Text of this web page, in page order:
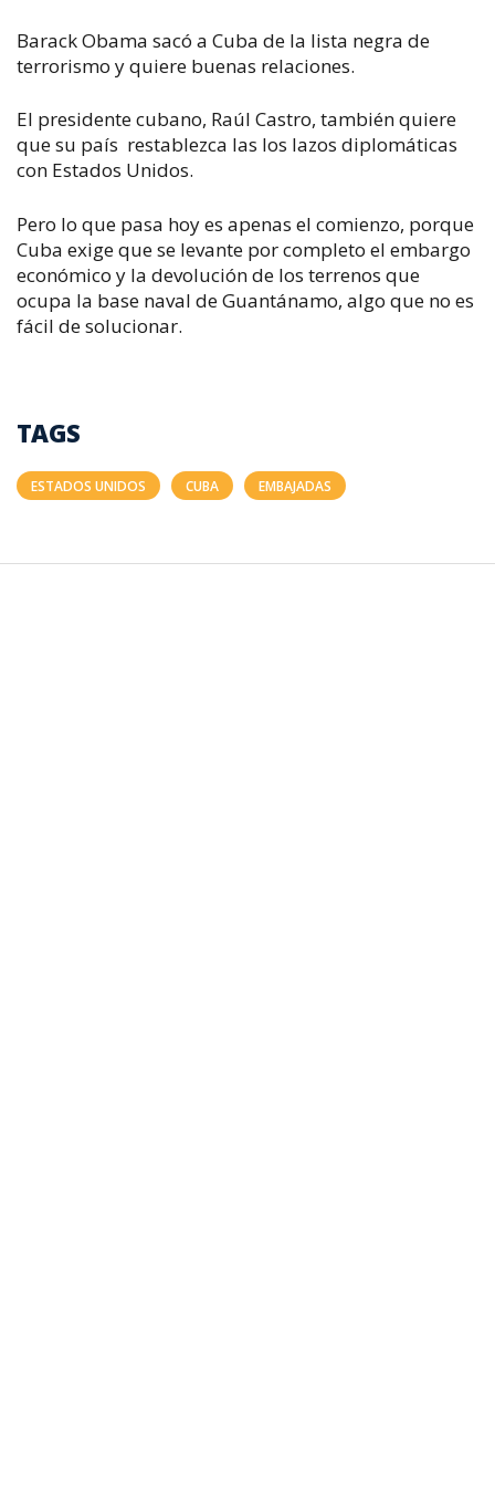
Barack Obama sacó a Cuba de la lista negra de
terrorismo y quiere buenas relaciones.
El presidente cubano, Raúl Castro, también quiere
que su país restablezca las los lazos diplomáticas
con Estados Unidos.
Pero lo que pasa hoy es apenas el comienzo, porque
Cuba exige que se levante por completo el embargo
económico y la devolución de los terrenos que
ocupa la base naval de Guantánamo, algo que no es
fácil de solucionar.
TAGS
ESTADOS UNIDOS CUBA EMBAJADAS